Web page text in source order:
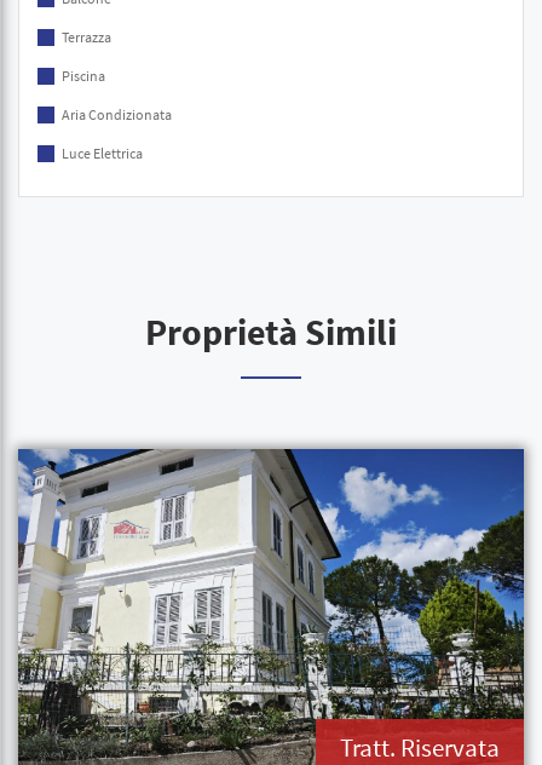
Terrazza
Piscina
Aria Condizionata
Luce Elettrica
Proprietà Simili
Tratt. Riservata